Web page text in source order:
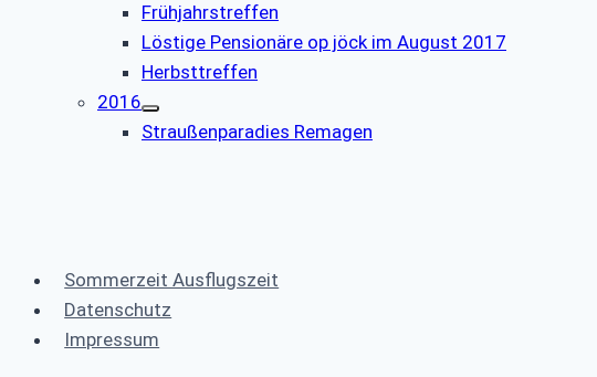
Frühjahrstreffen
Löstige Pensionäre op jöck im August 2017
Herbsttreffen
2016
Straußenparadies Remagen
Sommerzeit Ausflugszeit
Datenschutz
Impressum